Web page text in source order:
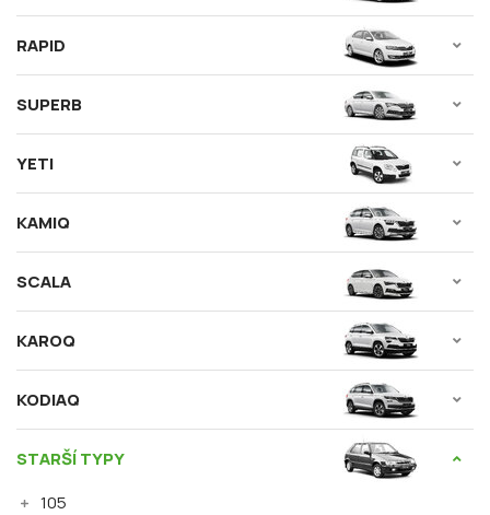
RAPID
SUPERB
YETI
KAMIQ
SCALA
KAROQ
KODIAQ
STARŠÍ TYPY
105